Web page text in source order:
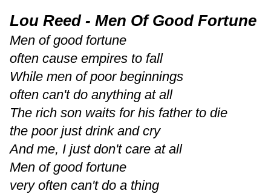
Lou Reed - Men Of Good Fortune
Men of good fortune
often cause empires to fall
While men of poor beginnings
often can't do anything at all
The rich son waits for his father to die
the poor just drink and cry
And me, I just don't care at all
Men of good fortune
very often can't do a thing